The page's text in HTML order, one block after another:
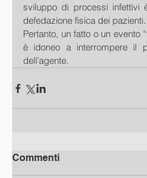
sviluppo di processi infettivi
defedazione fisica dei pazienti.
Pertanto, un fatto o un evento
è idoneo a interrompere il
dell’agente.
Commenti